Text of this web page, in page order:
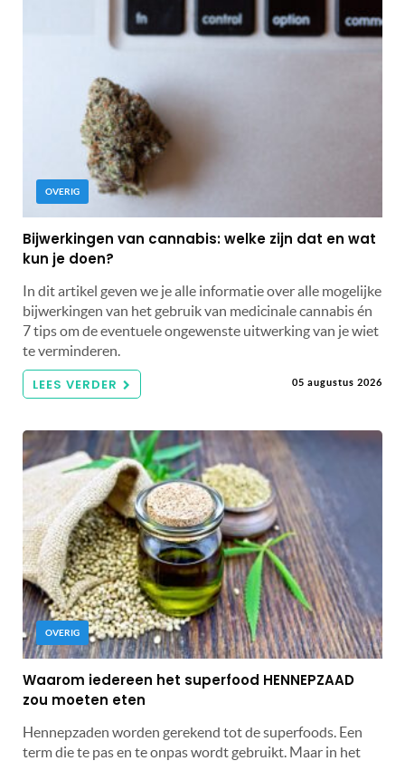
OVERIG
Bijwerkingen van cannabis: welke zijn dat en wat
kun je doen?
In dit artikel geven we je alle informatie over alle mogelijke
bijwerkingen van het gebruik van medicinale cannabis én
7 tips om de eventuele ongewenste uitwerking van je wiet
te verminderen.
LEES VERDER 05 augustus 2026
OVERIG
Waarom iedereen het superfood HENNEPZAAD
zou moeten eten
Hennepzaden worden gerekend tot de superfoods. Een
term die te pas en te onpas wordt gebruikt. Maar in het